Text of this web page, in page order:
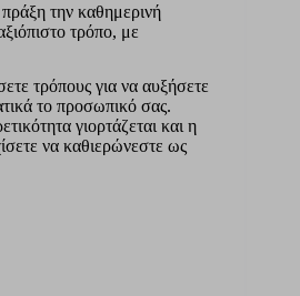
την καθημερινή
τρόπο, με
τρόπους για να αυξήσετε
το προσωπικό σας.
γιορτάζεται και η
να καθιερώνεστε ως